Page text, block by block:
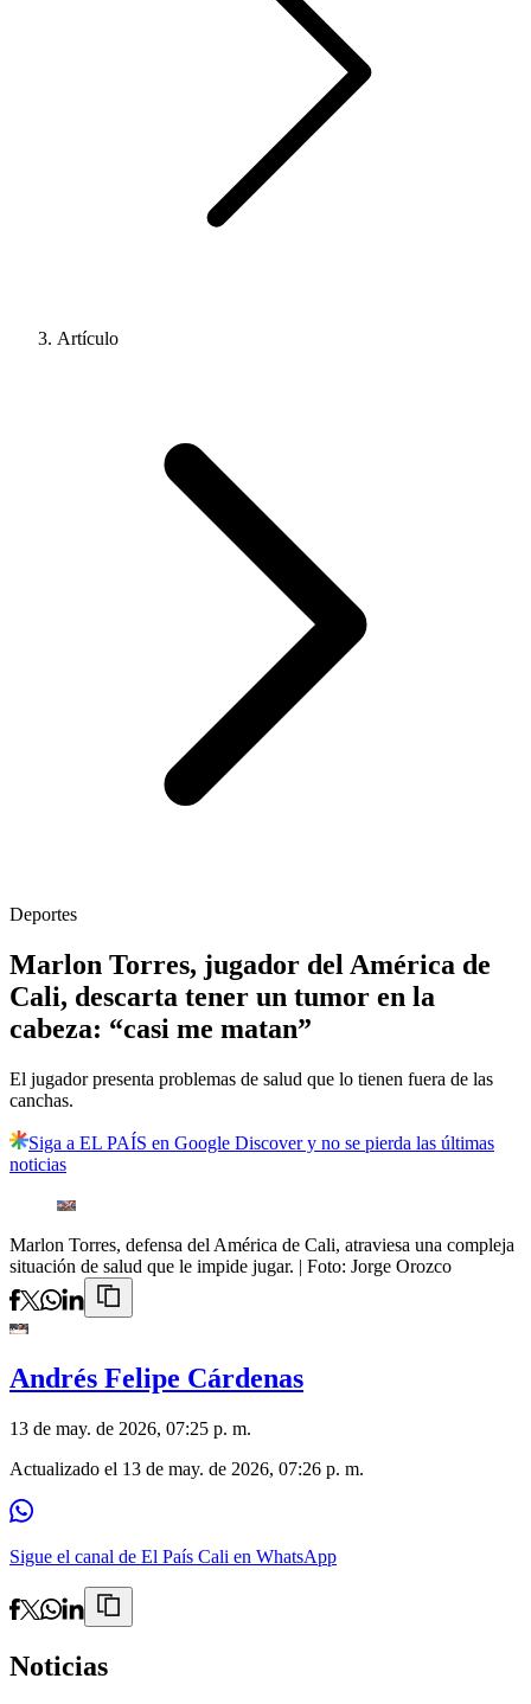
Artículo
Deportes
Marlon Torres, jugador del América de
Cali, descarta tener un tumor en la
cabeza: “casi me matan”
El jugador presenta problemas de salud que lo tienen fuera de las
canchas.
Siga a EL PAÍS en Google Discover y no se pierda las últimas
noticias
Marlon Torres, defensa del América de Cali, atraviesa una compleja
situación de salud que le impide jugar. | Foto: Jorge Orozco
Andrés Felipe Cárdenas
13 de may. de 2026, 07:25 p. m.
Actualizado el 13 de may. de 2026, 07:26 p. m.
Sigue el canal de El País Cali en WhatsApp
Noticias